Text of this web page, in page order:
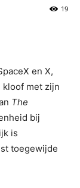
19
en X,
met zijn
The
bij
is
toegewijde